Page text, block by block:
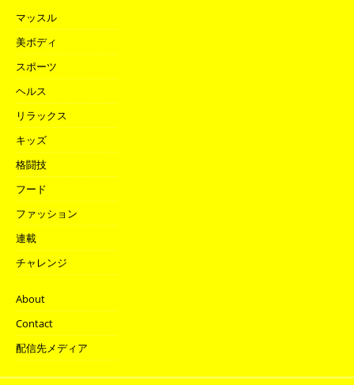
マッスル
美ボディ
スポーツ
ヘルス
リラックス
キッズ
格闘技
フード
ファッション
連載
チャレンジ
About
Contact
配信先メディア